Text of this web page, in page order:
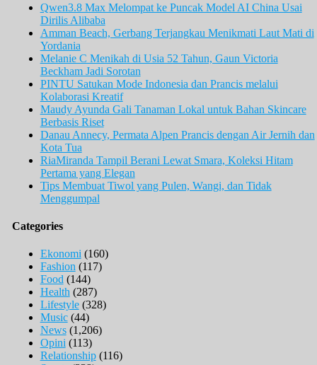
Qwen3.8 Max Melompat ke Puncak Model AI China Usai
Dirilis Alibaba
Amman Beach, Gerbang Terjangkau Menikmati Laut Mati di
Yordania
Melanie C Menikah di Usia 52 Tahun, Gaun Victoria
Beckham Jadi Sorotan
PINTU Satukan Mode Indonesia dan Prancis melalui
Kolaborasi Kreatif
Maudy Ayunda Gali Tanaman Lokal untuk Bahan Skincare
Berbasis Riset
Danau Annecy, Permata Alpen Prancis dengan Air Jernih dan
Kota Tua
RiaMiranda Tampil Berani Lewat Smara, Koleksi Hitam
Pertama yang Elegan
Tips Membuat Tiwol yang Pulen, Wangi, dan Tidak
Menggumpal
Categories
Ekonomi (160)
Fashion (117)
Food (144)
Health (287)
Lifestyle(328)
Music(44)
News(1,206)
Opini (113)
Relationship(116)